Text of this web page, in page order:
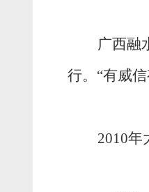
广西融
行。 “有威
2010年